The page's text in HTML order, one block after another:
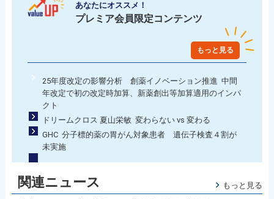
あなたにオススメ！
プレミア会員限定コンテンツ
もっと見る
25年度改定の影響分析 創薬イノベーション推進 中間
年改定で初の改定時加算、新薬創出等加算適用のインパ
クト
ドリームクロス 夏山栄敏 変わらない vs 変わる
GHC 分子標的薬の胃がん対象患者 遺伝子検査４割が
未実施
関連ニュース もっと見る